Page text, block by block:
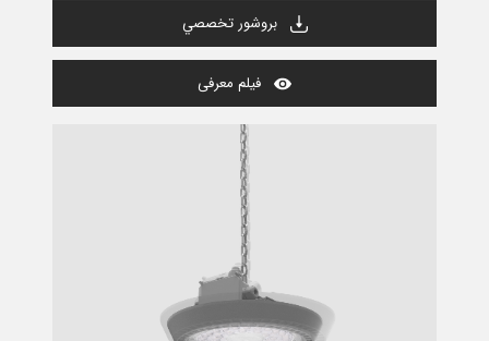
بروشور تخصصي
فیلم معرفی